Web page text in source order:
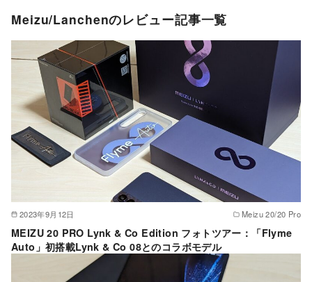
Meizu/Lanchenのレビュー記事一覧
2023年9月12日 Meizu 20/20 Pro
MEIZU 20 PRO Lynk & Co Edition フォトツアー：「Flyme
Auto」初搭載Lynk & Co 08とのコラボモデル